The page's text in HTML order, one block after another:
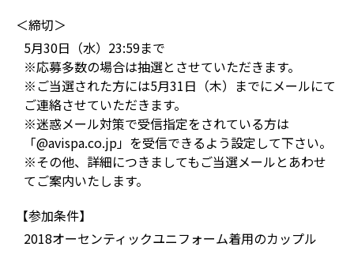
＜締切＞
5月30日（水）23:59まで
※応募多数の場合は抽選とさせていただきます。
※ご当選された方には5月31日（木）までにメールにて
ご連絡させていただきます。
※迷惑メール対策で受信指定をされている方は
「@avispa.co.jp」を受信できるよう設定して下さい。
※その他、詳細につきましてもご当選メールとあわせ
てご案内いたします。
【参加条件】
2018オーセンティックユニフォーム着用のカップル